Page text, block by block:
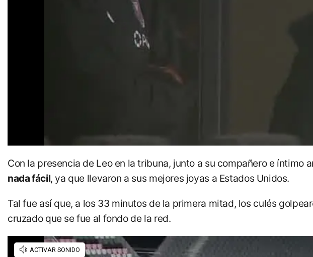
Con la presencia de Leo en la tribuna, junto a su compañero e íntimo
nada fácil, ya que llevaron a sus mejores joyas a Estados Unidos.
Tal fue así que, a los 33 minutos de la primera mitad, los culés
cruzado que se fue al fondo de la red.